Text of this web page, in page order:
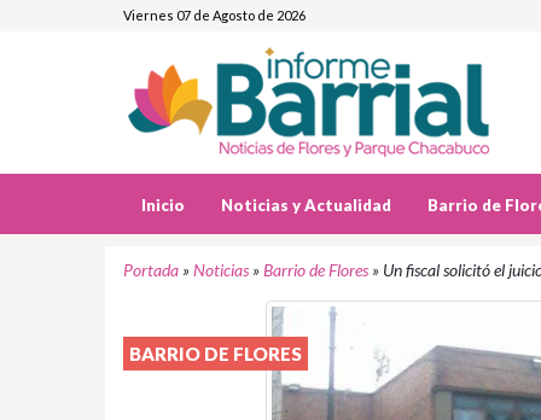
Viernes 07 de Agosto de 2026
Inicio Noticias y Actualidad Barrio de
Portada »Noticias »Barrio de Flores » Un fiscal solicitó el
BARRIO DE FLORES